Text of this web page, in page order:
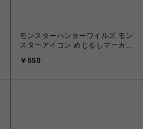
モンスターハンターワイルズ モン
スターアイコン めじるしマーカー
￥550